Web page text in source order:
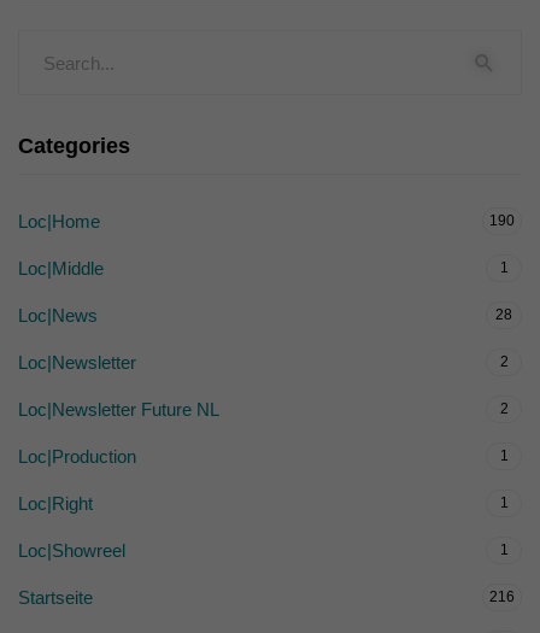
Categories
Loc|Home 190
Loc|Middle 1
Loc|News 28
Loc|Newsletter 2
Loc|Newsletter Future NL 2
Loc|Production 1
Loc|Right 1
Loc|Showreel 1
Startseite 216